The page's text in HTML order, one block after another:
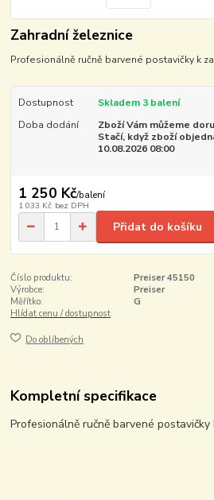
Zahradní železnice
Profesionálně ručně barvené postavičky k
Dostupnost
Skladem 3 balení
Doba dodání
Zboží Vám můžeme
Stačí, když zboží
10.08.2026 08:00
1 250 Kč/balení
1 033 Kč bez DPH
Přidat do košíku
Číslo produktu:
Preiser 45150
Výrobce:
Preiser
Měřítko:
G
Hlídat cenu / dostupnost
Do oblíbených
Kompletní specifikace
Profesionálně ručně barvené